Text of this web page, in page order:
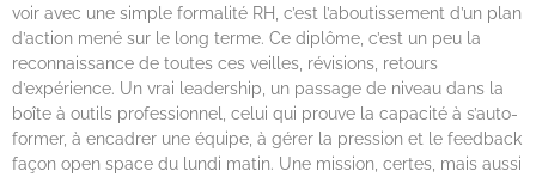
voir avec une simple formalité RH, c’est l’aboutissement d’un plan
d’action mené sur le long terme. Ce diplôme, c’est un peu la
reconnaissance de toutes ces veilles, révisions, retours
d’expérience. Un vrai leadership, un passage de niveau dans la
boîte à outils professionnel, celui qui prouve la capacité à s’auto-
former, à encadrer une équipe, à gérer la pression et le feedback
façon open space du lundi matin. Une mission, certes, mais aussi